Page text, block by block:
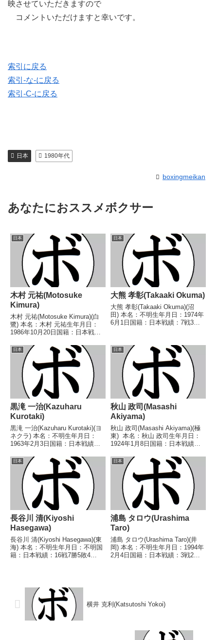
映させていただきますので
コメントいただけますと幸いです。
索引に戻る
索引-な-に戻る
索引-C-に戻る
日本 1980年代
boxingmeikan
あなたにおススメボクサー
日本
木村 元祐(Motosuke
Kimura)
木村 元祐(Motosuke Kimura)(白
鷺) 本名：木村 元祐生年月日：
1986年10月20日国籍：日本戦
タイトル】なし 【戦歴】■2016
年度西日本フライ級新人王予選
2016/03/27 △...
日本
大熊 孝彰(Takaaki Okuma)
大熊 孝彰(Takaaki Okuma)(沼
田) 本名：不明生年月日：1974年
6月1日国籍：日本戦績：7戦3勝
●1RKO 東條 達也(相模原ヨネク
ラ)1992/12/04...
日本
黒滝 一治(Kazuharu
Kurotaki)
黒滝 一治(Kazuharu Kurotaki)(ヨ
ネクラ) 本名：不明生年月日：
1963年2月3日国籍：日本戦績：4
し 【戦歴】1985/05/08
●2RKO 小池 重充(新日本サイト
ー)1986/04...
日本
秋山 政司(Masashi
Akiyama)
秋山 政司(Masashi Akiyama)(極
東) 本名：秋山 政司生年月日：
1924年1月8日国籍：日本戦績：
定 【獲得タイトル】第4代日本
ライト級王座第2代OBF東洋
(OPBF東洋太平洋前...
日本
長谷川 清(Kiyoshi
Hasegawa)
長谷川 清(Kiyoshi Hasegawa)(東
海) 本名：不明生年月日：不明国
籍：日本戦績：16戦7勝5敗4
明) 松田 勝利(辰巳)...
日本
浦島 タロウ(Urashima
Taro)
浦島 タロウ(Urashima Taro)(井
岡) 本名：不明生年月日：1994年
2月4日国籍：日本戦績：3戦2敗1
横井 克利(Katsutoshi Yokoi)